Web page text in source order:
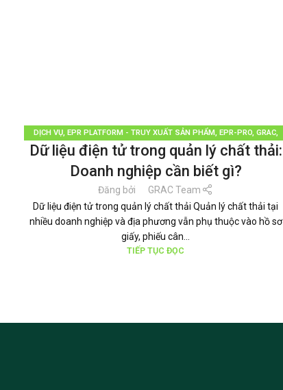
DỊCH VỤ, EPR PLATFORM - TRUY XUẤT SẢN PHẨM, EPR-PRO, GRAC,
PHÂN LOẠI RÁC,QUẢN LÝ RÁC THẢI,TÁI CHẾ TÁI SỬ DỤNG,THƯƠNG
HIỆU BỀN VỮNG
TIN TỨC
Dữ liệu điện tử trong quản lý chất thải:
Doanh nghiệp cần biết gì?
Đăng bởi
GRAC Team
Dữ liệu điện tử trong quản lý chất thải Quản lý chất thải tại
nhiều doanh nghiệp và địa phương vẫn phụ thuộc vào hồ sơ
giấy, phiếu cân...
TIẾP TỤC ĐỌC